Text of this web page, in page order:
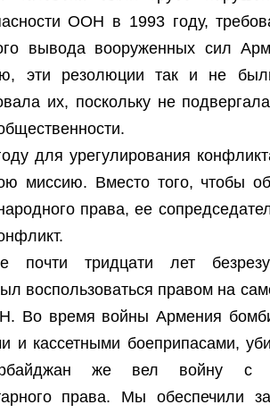
ООН в 1993 году,
вывода вооруженных сил
эти резолюции так и не
их, поскольку не
для урегулирования
миссию. Вместо того, чтобы
права, ее
тридцати лет
воспользоваться правом на
Во время войны Армения
и кассетными боеприпасами,
же вел войну с
права. Мы обеспечили